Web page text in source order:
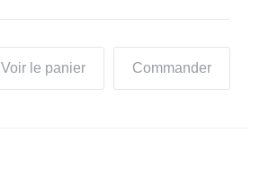
Commander
Voir le panier